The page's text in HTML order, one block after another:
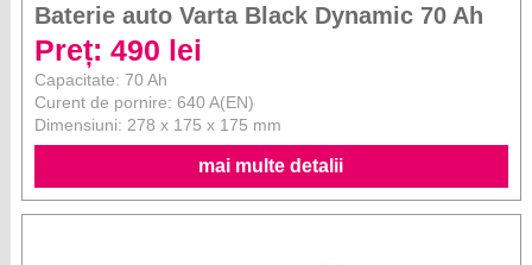
Baterie auto Varta Black Dynamic 70 Ah
Preț: 490 lei
Capacitate: 70 Ah
Curent de pornire: 640 A(EN)
Dimensiuni: 278 x 175 x 175 mm
mai multe detalii